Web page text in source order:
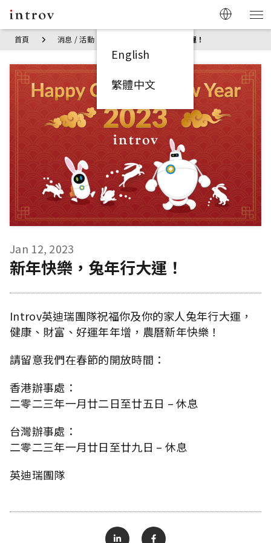
English
繁體中文
首頁 消息 / 活動 新年快樂，兔年行大運！
Jan 12, 2023
新年快樂，兔年行大運！
Introv英迪瑞團隊祝福你及你的家人兔年行大運，
健康、財富、好運年年增，農曆新年快樂！
請留意我們在春節的開放時間：
香港辦事處：
二零二三年一月廿二日至廿五日 – 休息
台灣辦事處：
二零二三年一月廿日至廿九日 – 休息
英迪瑞團隊